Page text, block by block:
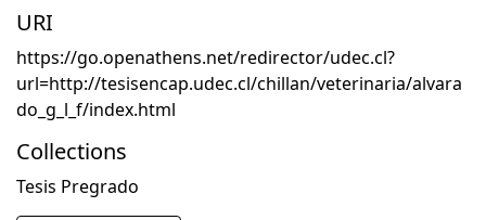
URI
https://go.openathens.net/redirector/udec.cl?
url=http://tesisencap.udec.cl/chillan/veterinaria/alvara
do_g_l_f/index.html
Collections
Tesis Pregrado